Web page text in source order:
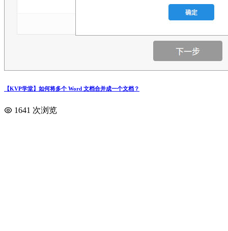
【KVP学堂】如何将多个 Word 文档合并成一个文档？
1641 次浏览